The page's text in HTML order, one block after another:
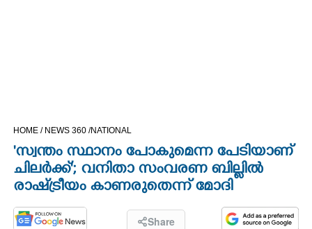
CINEMA
OPINION
PHOTOS
HOME / NEWS 360 /NATIONAL
'സ്വന്തം സ്ഥാനം പോകുമെന്ന പേടിയാണ്
ചിലർക്ക്'; വനിതാ സംവരണ ബില്ലിൽ
രാഷ്‌ട്രീയം കാണരുതെന്ന് മോദി
Share